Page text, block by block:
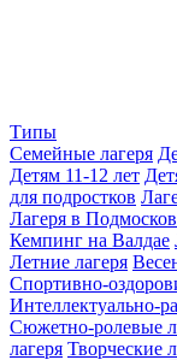
Типы
Семейные лагеря
Детям 11-12 лет
для подростков
Лагеря в
Кемпинг на Валдае
Летние лагеря
Спортивно-
Интеллектуально-
Сюжетно-ролевые
лагеря Творческие